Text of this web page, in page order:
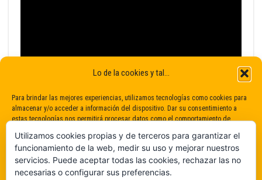
Lo de la cookies y tal...
Para brindar las mejores experiencias, utilizamos tecnologías como cookies para
almacenar y/o acceder a información del dispositivo. Dar su consentimiento a
estas tecnologías nos permitirá procesar datos como el comportamiento de
consentimiento puede afectar negativamente a determinadas características y
funciones.
Utilizamos cookies propias y de terceros para garantizar el
funcionamiento de la web, medir su uso y mejorar nuestros
servicios. Puede aceptar todas las cookies, rechazar las no
necesarias o configurar sus preferencias.